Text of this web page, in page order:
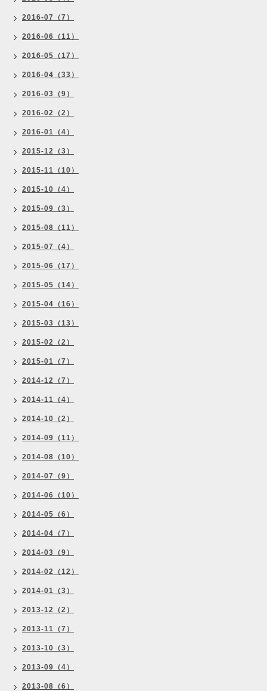
2016-07（7）
2016-06（11）
2016-05（17）
2016-04（33）
2016-03（9）
2016-02（2）
2016-01（4）
2015-12（3）
2015-11（10）
2015-10（4）
2015-09（3）
2015-08（11）
2015-07（4）
2015-06（17）
2015-05（14）
2015-04（16）
2015-03（13）
2015-02（2）
2015-01（7）
2014-12（7）
2014-11（4）
2014-10（2）
2014-09（11）
2014-08（10）
2014-07（9）
2014-06（10）
2014-05（6）
2014-04（7）
2014-03（9）
2014-02（12）
2014-01（3）
2013-12（2）
2013-11（7）
2013-10（3）
2013-09（4）
2013-08（6）